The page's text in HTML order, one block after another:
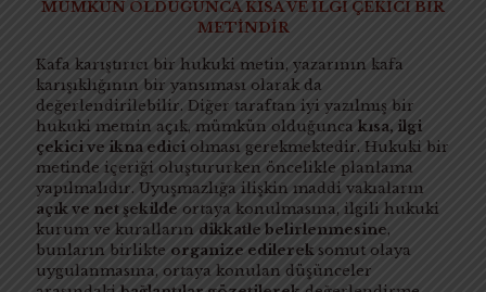
MÜMKÜN OLDUĞUNCA KISA VE İLGİ ÇEKİCİ BİR
METİNDİR
Kafa karıştırıcı bir hukuki metin, yazarının kafa
karışıklığının bir yansıması olarak da
değerlendirilebilir. Diğer taraftan iyi yazılmış bir
hukuki metnin açık, mümkün olduğunca kısa, ilgi
çekici ve ikna edici olması gerekmektedir. Hukuki bir
metinde içeriği oluştururken öncelikle planlama
yapılmalıdır. Uyuşmazlığa ilişkin maddi vakıaların
açık ve net şekilde ortaya konulmasına, ilgili hukuki
kurum ve kuralların dikkatle belirlenmesine,
bunların birlikte organize edilereksomut olaya
uygulanmasına, ortaya konulan düşünceler